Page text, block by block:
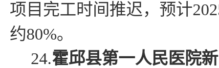
项目完工时间推迟，预计
约80%。
24.霍邱县第一人民医院